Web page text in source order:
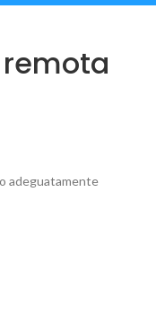
adeguatamente